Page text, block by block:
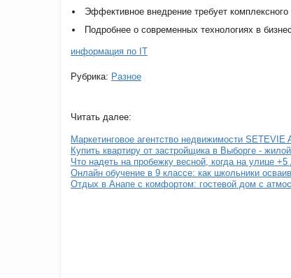
Эффективное внедрение требует
Подробнее о современных технологиях в
информация по IT
Рубрика: Разное
Читать далее:
Маркетинговое агентство недвижимости
Купить квартиру от застройщика в Выборге -
Что надеть на пробежку весной, когда на улице +5
Онлайн обучение в 9 классе: как школьники
Отдых в Анапе с комфортом: гостевой дом с